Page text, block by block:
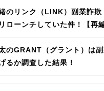
のリンク（LINK）副業詐欺
ローンチしていた件！【再
のGRANT（グラント）は
るか調査した結果！